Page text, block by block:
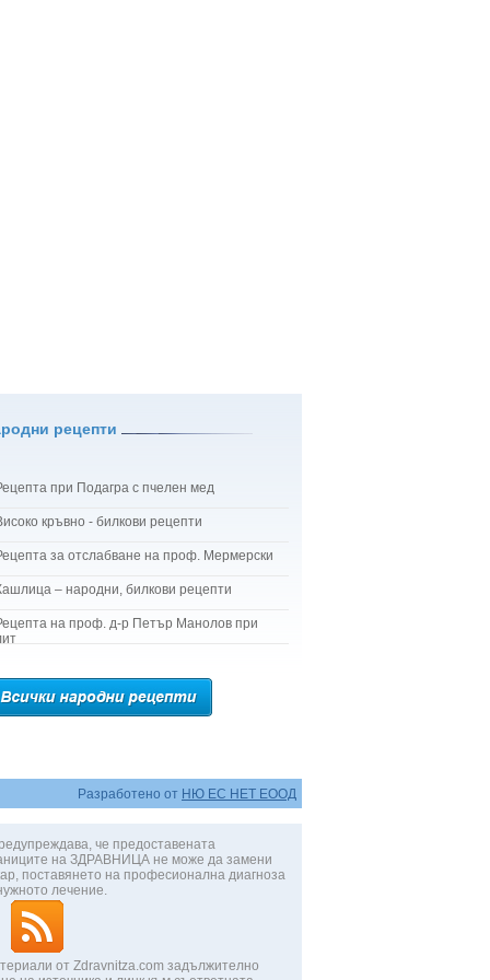
рецепти
при Подагра с пчелен мед
кръвно - билкови рецепти
за отслабване на проф. Мермерски
– народни, билкови рецепти
на проф. д-р Петър Манолов при
Разработено от НЮ ЕС НЕТ ЕООД
че предоставената
на ЗДРАВНИЦА не може да замени
поставянето на професионална диагноза
лечение.
от Zdravnitza.com задължително